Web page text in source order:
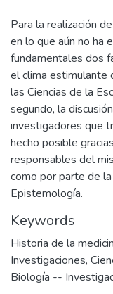
Para la realización
en lo que aún no ha
fundamentales dos
el clima estimulante
las Ciencias de la
segundo, la
investigadores que
hecho posible
responsables del
como por parte de
Epistemología.
Keywords
Historia de la
Investigaciones,
Biología --